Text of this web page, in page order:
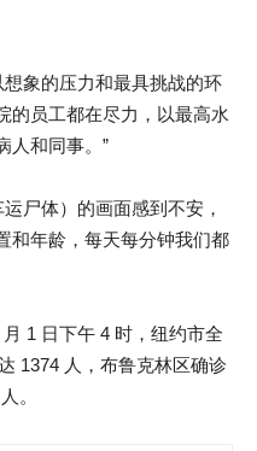
象的压力和最具挑战的环
的员工都在尽力，以最高水
人和同事。”
尸体）的画面感到不安，
和年龄，每天每分钟我们都
1 日下午 4 时，纽约市全
1374 人，布鲁克林区确诊
。